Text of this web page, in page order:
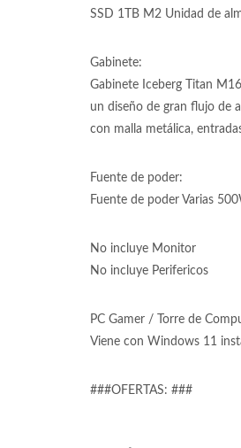
SSD 1TB M2 Unidad de
Gabinete:
Gabinete Iceberg Titan
un diseño de gran flujo de
con malla metálica,
Fuente de poder:
Fuente de poder Varias
No incluye Monitor
No incluye Perifericos
PC Gamer / Torre de
Viene con Windows 11
###OFERTAS: ###